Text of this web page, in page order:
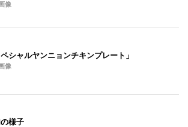
像
ペシャルヤンニョンチキンプレート」
像
様子